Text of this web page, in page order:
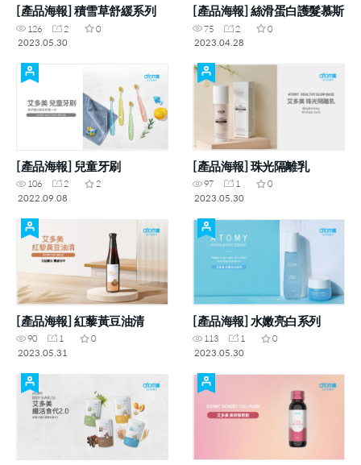
[產品海報] 積雪草舒緩系列
126 2
0
2023.05.30
[產品海報] 絲滑蛋白護髮慕斯
75 2
0
2023.04.28
[產品海報] 兒童牙刷
106 2
2
2022.09.08
[產品海報] 珠光隔離乳
97 1
0
2023.05.30
[產品海報] 紅藜黃豆油清
90 1
0
2023.05.31
[產品海報] 水嫩亮白系列
113 1
0
2023.05.30